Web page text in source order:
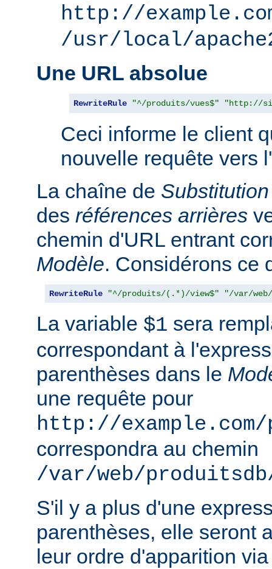
http://
/usr/local/
Une URL absolue
RewriteRule "^/produits/vues$" "http://
Ceci informe le client
nouvelle requête vers
La chaîne de Substitution
des références arrières
chemin d'URL entrant
Modèle. Considérons ce
RewriteRule "^/produits/(.*)/view$" "/var/
La variable $1 sera
correspondant à
parenthèses dans le
une requête pour
http://
correspondra au chemin
/var/web/
S'il y a plus d'une
parenthèses, elle seront
leur ordre d'apparition